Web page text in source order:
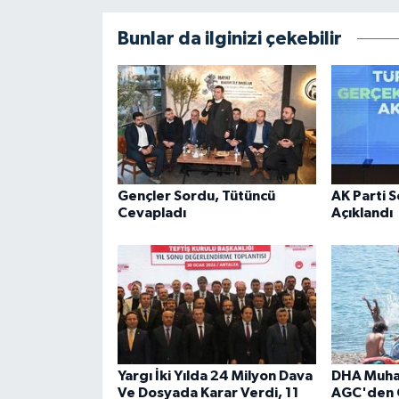
Bunlar da ilginizi çekebilir
Gençler Sordu, Tütüncü
Cevapladı
AK Parti
Açıklandı
Yargı İki Yılda 24 Milyon Dava
Ve Dosyada Karar Verdi, 11
DHA
AGC'den